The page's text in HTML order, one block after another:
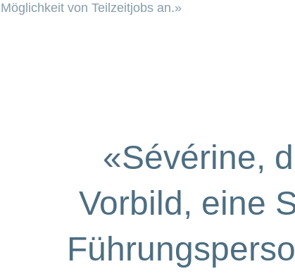
Möglichkeit von Teilzeitjobs an.»
«Sévérine,
Vorbild, eine